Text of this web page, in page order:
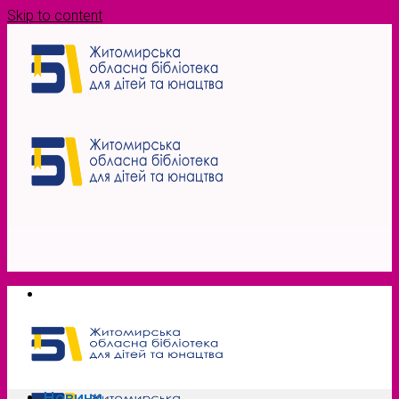
Skip to content